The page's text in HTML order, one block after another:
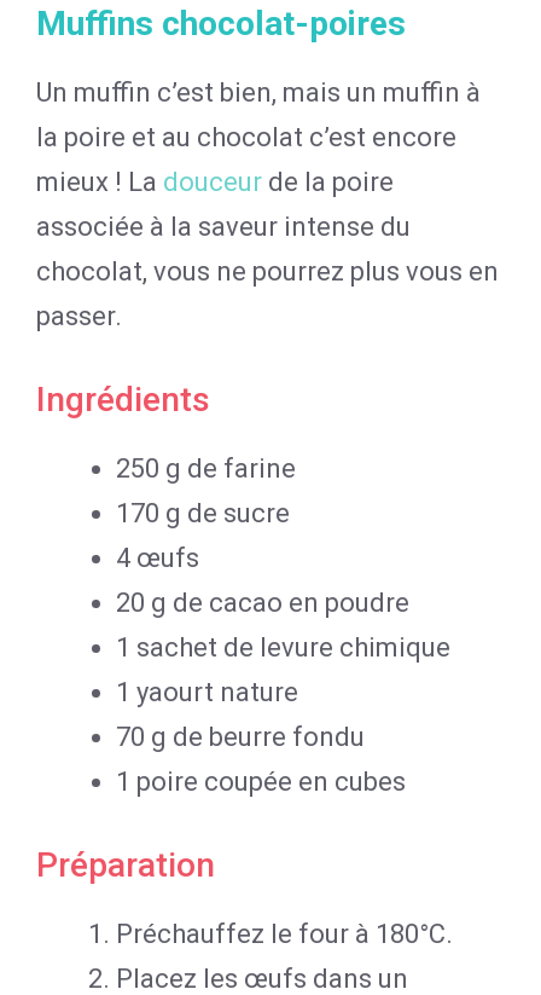
Muffins chocolat-poires
Un muffin c’est bien, mais un muffin à
la poire et au chocolat c’est encore
mieux ! La douceur de la poire
associée à la saveur intense du
chocolat, vous ne pourrez plus vous en
passer.
Ingrédients
250 g de farine
170 g de sucre
4 œufs
20 g de cacao en poudre
1 sachet de levure chimique
1 yaourt nature
70 g de beurre fondu
1 poire coupée en cubes
Préparation
Préchauffez le four à 180°C.
Placez les œufs dans un